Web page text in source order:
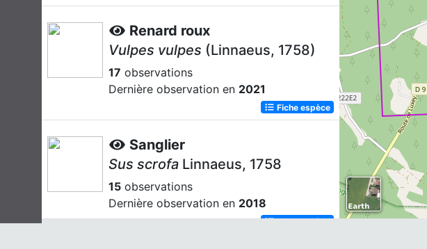
Renard roux
Vulpes vulpes (Linnaeus, 1758)
17 observations
Dernière observation en 2021
Fiche espèce
Sanglier
Sus scrofa Linnaeus, 1758
15 observations
Dernière observation en 2018
Fiche espèce